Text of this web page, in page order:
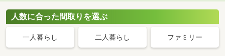
人数に合った間取りを選ぶ
一人暮らし 二人暮らし ファミリー